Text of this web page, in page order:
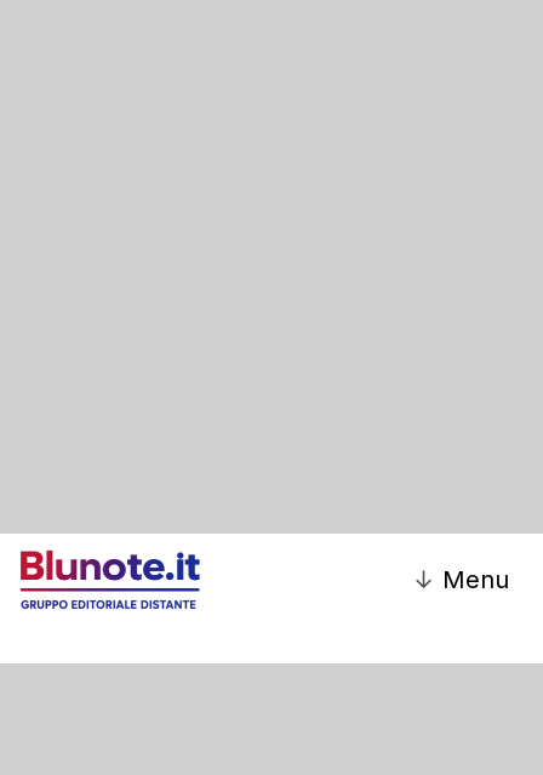
↓ Menu